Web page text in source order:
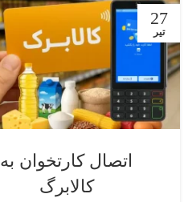
27
تیر
اتصال کارتخوان به
کالابرگ